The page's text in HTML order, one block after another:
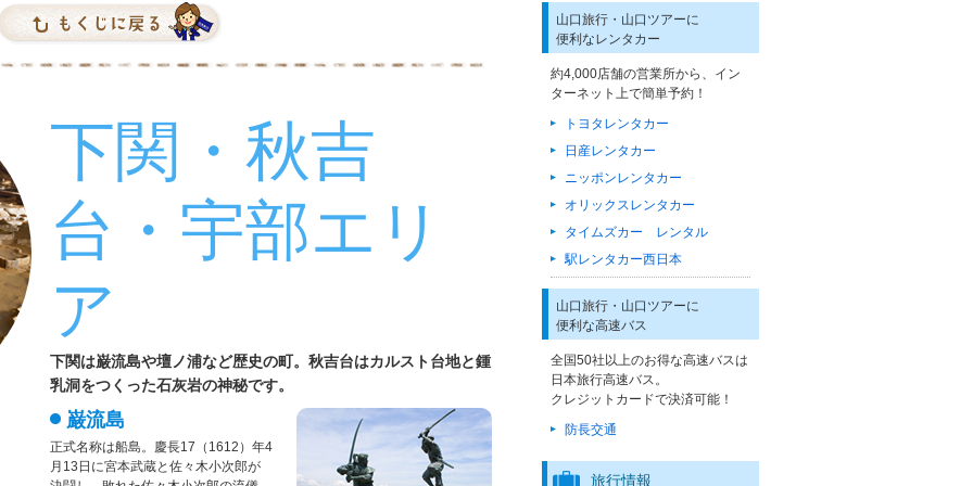
下関・秋吉
台・宇部エリ
ア
下関は巌流島や壇ノ浦など歴史の町。秋吉台はカルスト台地と鍾
乳洞をつくった石灰岩の神秘です。
巌流島
正式名称は船島。慶長17（1612）年4
月13日に宮本武蔵と佐々木小次郎が
山口旅行・山口ツアーに
便利なレンタカー
約4,000店舗の営業所から、イン
ターネット上で簡単予約！
トヨタレンタカー
日産レンタカー
ニッポンレンタカー
オリックスレンタカー
タイムズカー レンタル
駅レンタカー西日本
山口旅行・山口ツアーに
便利な高速バス
全国50社以上のお得な高速バスは
日本旅行高速バス。
クレジットカードで決済可能！
防長交通
旅行情報